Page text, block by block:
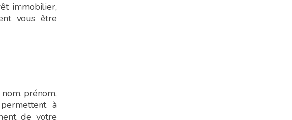
immobilier,
vous être
prénom,
à
de votre